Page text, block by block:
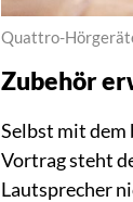
Quattro-
Zubehör
Selbst mit
Vortrag steht
Lautsprecher